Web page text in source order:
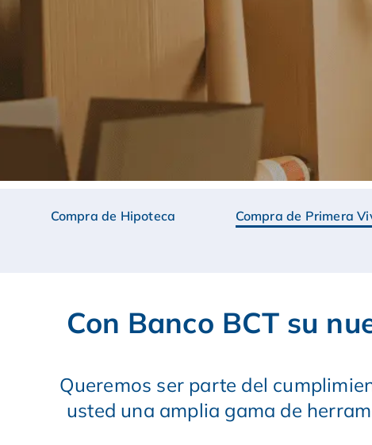
Compra de Hipoteca Compra de Primera
Con Banco BCT su
Queremos ser parte del
usted una amplia gama de